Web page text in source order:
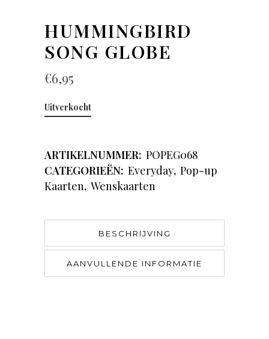
HUMMINGBIRD
SONG GLOBE
€6,95
Uitverkocht
ARTIKELNUMMER: POPEG068
CATEGORIEËN: Everyday, Pop-up
Kaarten, Wenskaarten
BESCHRIJVING
AANVULLENDE INFORMATIE